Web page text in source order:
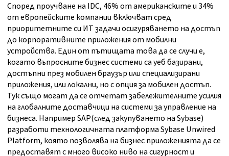
Според проучване на IDC, 46% от американските и 34%
от европейските компании включват сред
приоритетните си ИТ задачи осигуряването на достъп
до корпоративните приложения от мобилни
устройства. Един от пътищата това да се случи е,
когато въпросните бизнес системи са уеб базирани,
достъпни през мобилен браузър или специализирани
приложения, или локални, но с опция за мобилен достъп.
Тук също могат да се отчетат забележителните усилия
на глобалните доставчици на системи за управление на
бизнеса. Например SAP(след закупуването на Sybase)
разработи технологичната платформа Sybase Unwired
Platform, която позволява на бизнес приложенията да се
предоставят с много високо ниво на сигурност и